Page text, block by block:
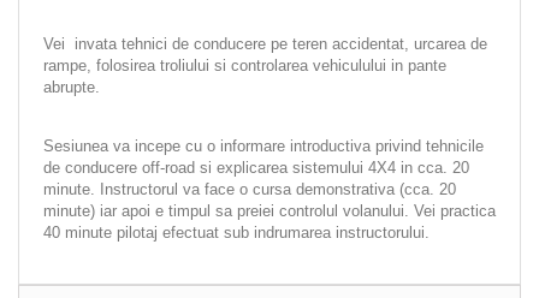
Vei invata tehnici de conducere pe teren accidentat, urcarea de
rampe, folosirea troliului si controlarea vehiculului in pante
abrupte.
Sesiunea va incepe cu o informare introductiva privind tehnicile
de conducere off-road si explicarea sistemului 4X4 in cca. 20
minute. Instructorul va face o cursa demonstrativa (cca. 20
minute) iar apoi e timpul sa preiei controlul volanului. Vei practica
40 minute pilotaj efectuat sub indrumarea instructorului.